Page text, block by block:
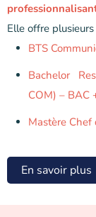
Elle offre
BTS
Bachelor
COM) – BAC
Mastère
En savoir plus